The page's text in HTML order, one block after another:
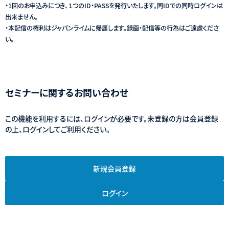
・1回のお申込みにつき、１つのID・PASSを発行いたします。同IDでの同時ログインは
出来ません。
・本配信の権利はジャパンライムに帰属します。録画・配信等の行為はご遠慮くださ
い。
セミナーに関するお問い合わせ
この機能を利用するには、ログインが必要です。未登録の方は会員登録
の上、ログインしてご利用ください。
新規会員登録
ログイン